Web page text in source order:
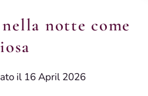
notte come
il 16 April 2026